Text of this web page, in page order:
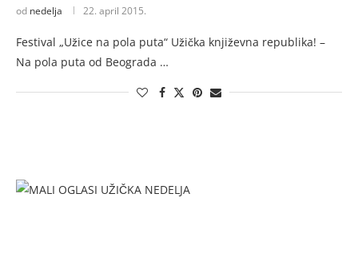
od nedelja 22. april 2015.
Festival „Užice na pola puta“ Užička književna republika! –
Na pola puta od Beograda …